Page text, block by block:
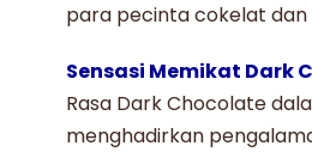
para pecinta cokelat dan
Sensasi Memikat Dark
Rasa Dark Chocolate
menghadirkan